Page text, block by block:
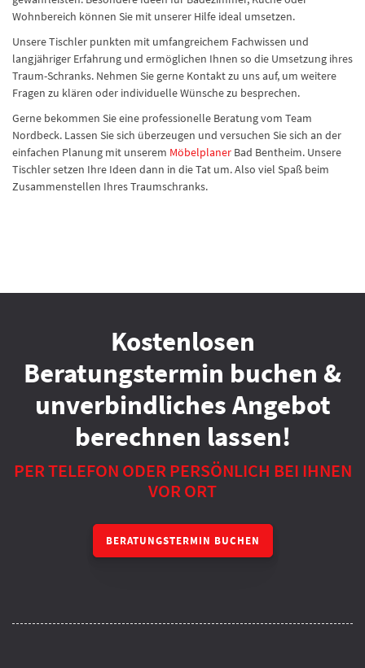
Wohnbereich können Sie mit unserer Hilfe ideal umsetzen.
Unsere Tischler punkten mit umfangreichem Fachwissen und
langjähriger Erfahrung und ermöglichen Ihnen so die Umsetzung ihres
Traum-Schranks. Nehmen Sie gerne Kontakt zu uns auf, um weitere
Fragen zu klären oder individuelle Wünsche zu besprechen.
Gerne bekommen Sie eine professionelle Beratung vom Team
Nordbeck. Lassen Sie sich überzeugen und versuchen Sie sich an der
einfachen Planung mit unserem Möbelplaner Bad Bentheim. Unsere
Tischler setzen Ihre Ideen dann in die Tat um. Also viel Spaß beim
Zusammenstellen Ihres Traumschranks.
Kostenlosen
Beratungstermin buchen &
unverbindliches Angebot
berechnen lassen!
PER TELEFON ODER PERSÖNLICH BEI IHNEN
VOR ORT
BERATUNGSTERMIN BUCHEN